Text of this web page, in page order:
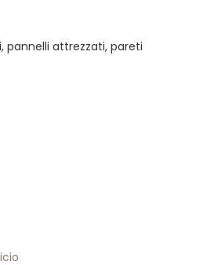
pannelli attrezzati, pareti